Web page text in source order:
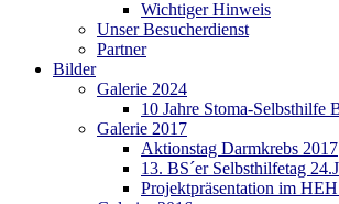
Wichtiger Hinweis
Unser Besucherdienst
Partner
Bilder
Galerie 2024
10 Jahre Stoma-Selbsthilfe
Galerie 2017
Aktionstag Darmkrebs 2017
13. BS´er Selbsthilfetag
Projektpräsentation im